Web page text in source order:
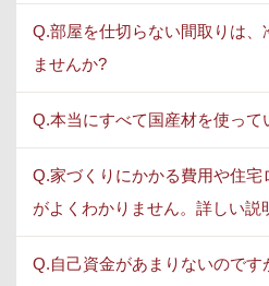
Q.部屋を仕切らない間取りは、
ませんか?
Q.本当にすべて国産材を使って
Q.家づくりにかかる費用や住宅
がよくわかりません。詳しい説
Q.自己資金があまりないのです